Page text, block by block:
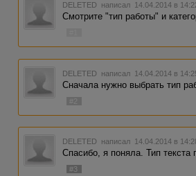
DELETED написал 14.04.2014 в
Смотрите "тип работы" и
DELETED написал 14.04.2014 в
Сначала нужно выбрать тип
#2
DELETED написал 14.04.2014 в
Спасибо, я поняла. Тип
#3